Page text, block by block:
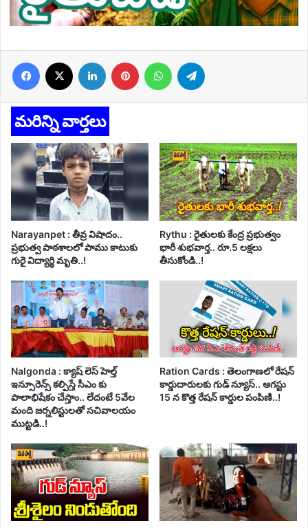
Facebook LinkedIn Pinterest WhatsApp
మరిన్ని వార్తలు
Narayanpet : తీవ్ర విషాదం..
ప్రభుత్వ పాఠశాలలో పాము కాటుకు
గురై విద్యార్థి మృతి..!
Rythu : రైతులకు కేంద్ర ప్రభుత్వం
భారీ శుభవార్త.. రూ.5 లక్షలు
తీసుకోండి..!
Nalgonda : క్యాష్ లెస్ హెల్త్
ఇన్సూరెన్స్ కల్పిస్తే సీఎం కు
పాలాభిషేకం చేస్తాం.. లేదంటే 5వేల
మంది జర్నలిస్టులతో సచివాలయం
ముట్టడి..!
Ration Cards : తెలంగాణలో రేషన్
కార్డుదారులకు గుడ్ న్యూస్.. ఆగస్టు
15 న కొత్త రేషన్ కార్డుల పంపిణి..!